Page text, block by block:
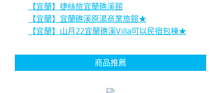
【宜蘭】捷絲旅宜蘭礁溪館
【宜蘭】宜蘭礁溪原湯商業旅館★
【宜蘭】山月22宜蘭礁溪Villa可以民宿包棟★
商品推薦